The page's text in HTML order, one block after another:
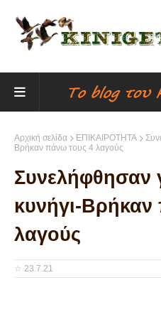
Αρχική σελίδα ΕΠΙΚΑΙΡΟΤΗΤΑ
Βρήκαν πάνω τους 4 λαγούς
Συνελήφθησαν
κυνήγι-
λαγούς
☆ 23.7.21